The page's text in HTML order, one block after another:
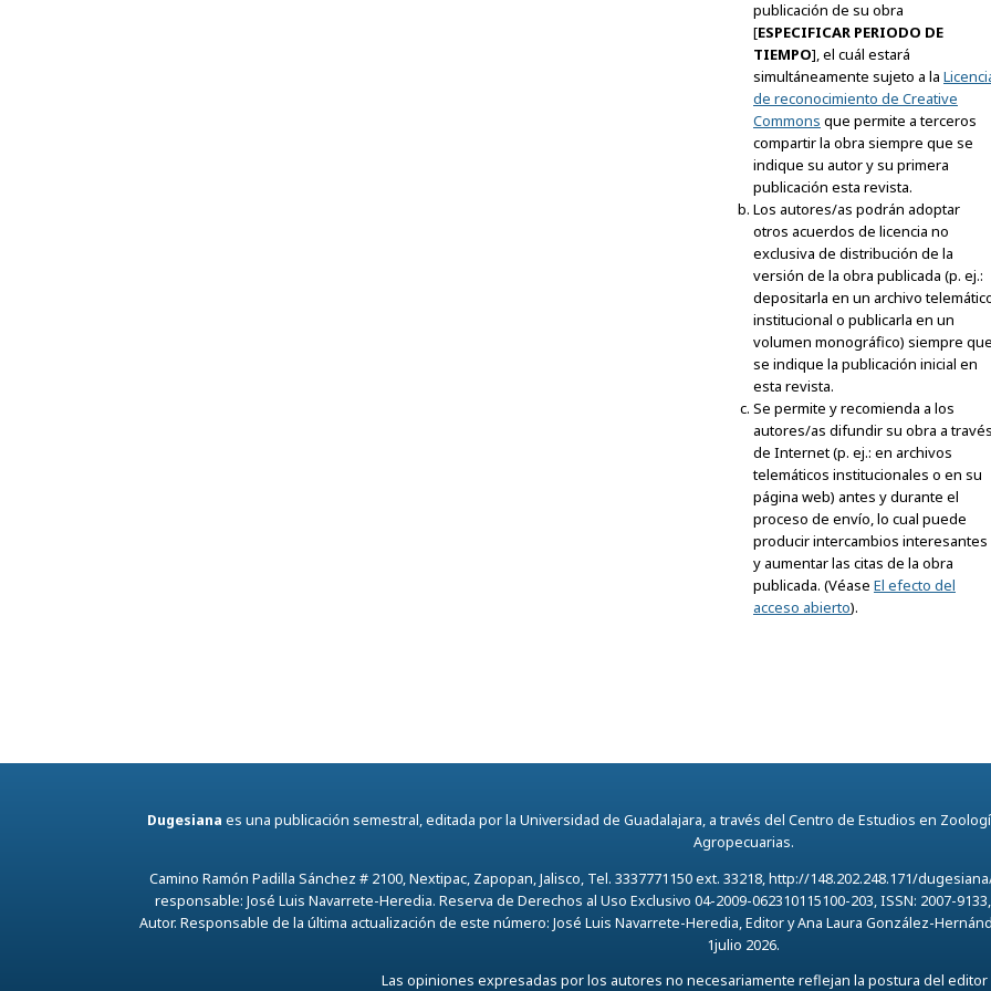
publicación de su obra
[ESPECIFICAR PERIODO DE
TIEMPO], el cuál estará
simultáneamente sujeto a la
de reconocimiento de Creative
Commons que permite a terceros
compartir la obra siempre que se
indique su autor y su primera
publicación esta revista.
Los autores/as podrán adoptar
otros acuerdos de licencia no
exclusiva de distribución de la
versión de la obra publicada (p. ej.:
depositarla en un archivo
institucional o publicarla en un
volumen monográfico) siempre que
se indique la publicación inicial en
esta revista.
Se permite y recomienda a los
autores/as difundir su obra a través
de Internet (p. ej.: en archivos
telemáticos institucionales o en su
página web) antes y durante el
proceso de envío, lo cual puede
producir intercambios interesantes
y aumentar las citas de la obra
publicada. (Véase El efecto del
acceso abierto).
Dugesiana es una publicación semestral, editada por la Universidad de Guadalajara, a través del Centro de Estudios en
Agropecuarias.
Camino Ramón Padilla Sánchez # 2100, Nextipac, Zapopan, Jalisco, Tel. 3337771150 ext. 33218, http://148.202.248.171/
responsable: José Luis Navarrete-Heredia. Reserva de Derechos al Uso Exclusivo 04-2009-062310115100-203, ISSN: 2007-
Autor. Responsable de la última actualización de este número: José Luis Navarrete-Heredia, Editor y Ana Laura González-
1julio 2026.
Las opiniones expresadas por los autores no necesariamente reflejan la postura del editor